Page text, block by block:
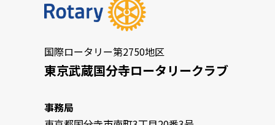
国際ロータリー第2750地区
東京武蔵国分寺ロータリークラブ
事務局